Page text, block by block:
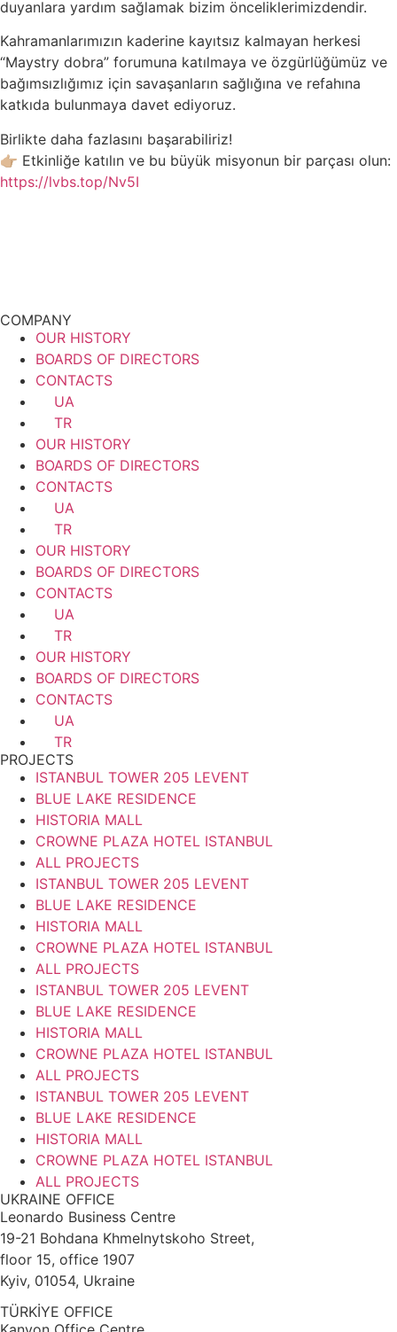
duyanlara yardım sağlamak bizim önceliklerimizdendir.
Kahramanlarımızın kaderine kayıtsız kalmayan herkesi
“Maystry dobra” forumuna katılmaya ve özgürlüğümüz ve
bağımsızlığımız için savaşanların sağlığına ve refahına
katkıda bulunmaya davet ediyoruz.
Birlikte daha fazlasını başarabiliriz!
👉🏼 Etkinliğe katılın ve bu büyük misyonun bir parçası olun:
https://lvbs.top/Nv5I
COMPANY
OUR HISTORY
BOARDS OF DIRECTORS
CONTACTS
UA
TR
OUR HISTORY
BOARDS OF DIRECTORS
CONTACTS
UA
TR
OUR HISTORY
BOARDS OF DIRECTORS
CONTACTS
UA
TR
OUR HISTORY
BOARDS OF DIRECTORS
CONTACTS
UA
TR
PROJECTS
ISTANBUL TOWER 205 LEVENT
BLUE LAKE RESIDENCE
HISTORIA MALL
CROWNE PLAZA HOTEL ISTANBUL
ALL PROJECTS
ISTANBUL TOWER 205 LEVENT
BLUE LAKE RESIDENCE
HISTORIA MALL
CROWNE PLAZA HOTEL ISTANBUL
ALL PROJECTS
ISTANBUL TOWER 205 LEVENT
BLUE LAKE RESIDENCE
HISTORIA MALL
CROWNE PLAZA HOTEL ISTANBUL
ALL PROJECTS
ISTANBUL TOWER 205 LEVENT
BLUE LAKE RESIDENCE
HISTORIA MALL
CROWNE PLAZA HOTEL ISTANBUL
ALL PROJECTS
UKRAINE OFFICE
Leonardo Business Centre
19-21 Bohdana Khmelnytskoho Street,
floor 15, office 1907
Kyiv, 01054, Ukraine
TÜRKİYE OFFICE